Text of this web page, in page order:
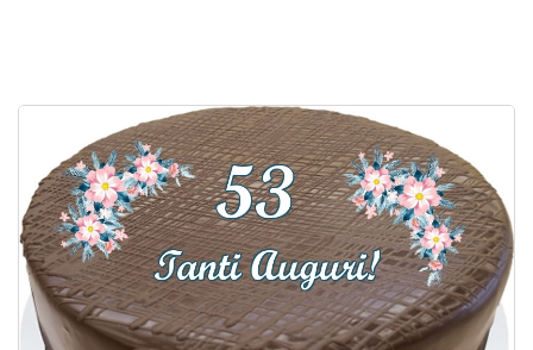
Cartoline musicali
Cartoline animate
Accedi